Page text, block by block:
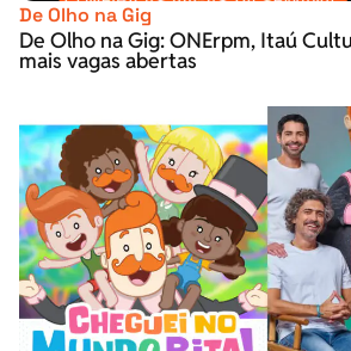
De Olho na Gig
De Olho na Gig: ONErpm, Itaú
mais vagas abertas